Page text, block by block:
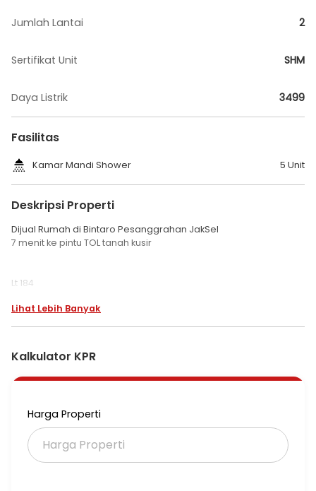
Jumlah Lantai 2
Sertifikat Unit SHM
Daya Listrik 3499
Fasilitas
Kamar Mandi Shower 5 Unit
Deskripsi Properti
Dijual Rumah di Bintaro Pesanggrahan JakSel
7 menit ke pintu TOL tanah kusir
Lt 184
Kt 3+1
Sumber Air sumur bor
Arah rumah menghadap Selatan
Sertifikat: SHM On hand
Ruang Keluarga
Ruang Makan
Dapur Bersih & Dapur Kotor
Lihat Lebih Banyak
Kalkulator KPR
Harga Properti